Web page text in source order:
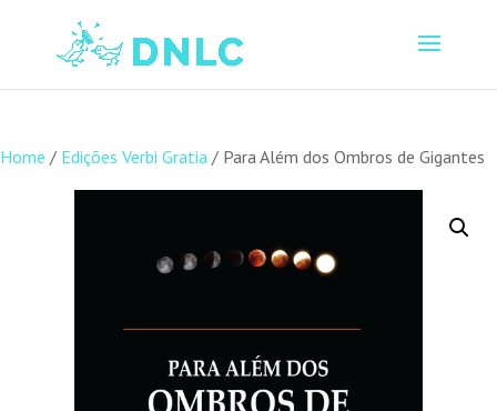
Home / Edições Verbi Gratia / Para Além dos Ombros de Gigantes